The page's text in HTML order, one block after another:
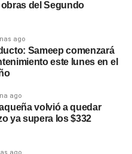
del Segundo
ago
Sameep comenzará
este lunes en el
ago
volvió a quedar
ya supera los $332